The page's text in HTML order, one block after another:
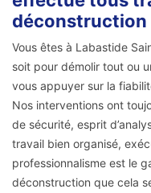
déconstruction
Vous êtes à Labastide
soit pour démolir tout ou
vous appuyer sur la
Nos interventions ont
de sécurité, esprit
travail bien organisé,
professionnalisme est le
déconstruction que cela